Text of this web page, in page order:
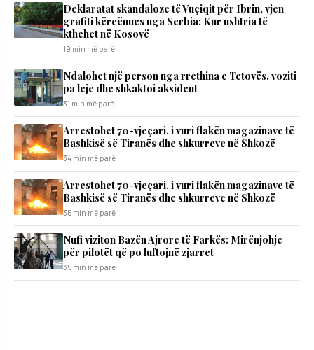
Deklaratat skandaloze të Vuçiqit për Ibrin, vjen
grafiti kërcënues nga Serbia: Kur ushtria të
kthehet në Kosovë
19 min më parë
Ndalohet një person nga rrethina e Tetovës, voziti
pa leje dhe shkaktoi aksident
31 min më parë
Arrestohet 70-vjeçari, i vuri flakën magazinave të
Bashkisë së Tiranës dhe shkurreve në Shkozë
34 min më parë
Arrestohet 70-vjeçari, i vuri flakën magazinave të
Bashkisë së Tiranës dhe shkurreve në Shkozë
35 min më parë
Nufi viziton Bazën Ajrore të Farkës: Mirënjohje
për pilotët që po luftojnë zjarret
35 min më parë